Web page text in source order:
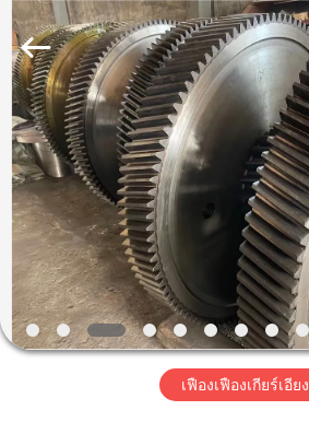
บ้าน
สินค้า
แสดง
VR
Luoyang
Zhongtai
Industries
CO.,LTD.
Rights
Reserved.
เฟืองเฟืองเกียร์เอียง